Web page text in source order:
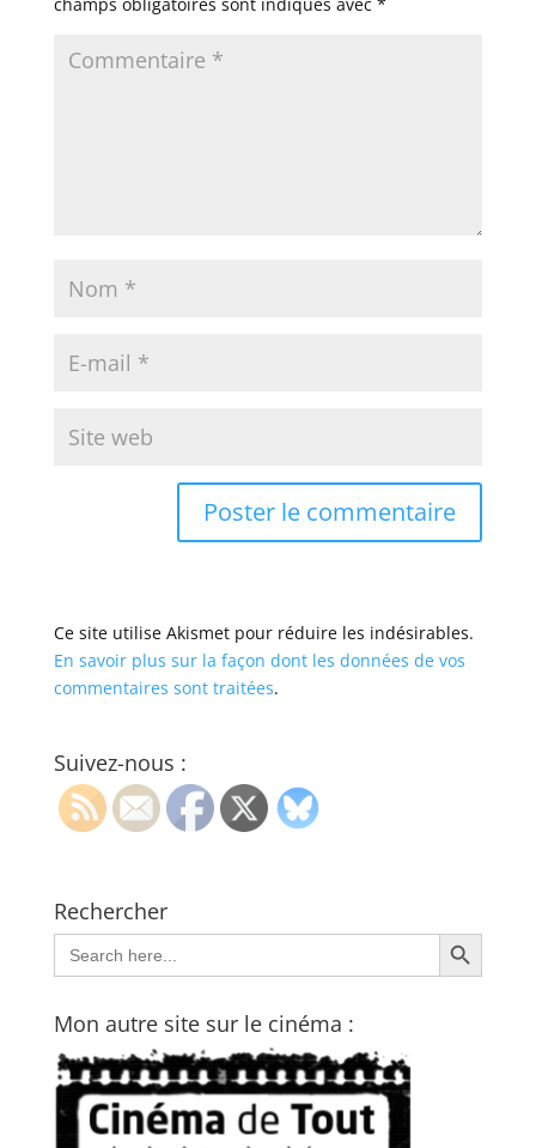
Ce site utilise Akismet pour réduire les indésirables.
En savoir plus sur la façon dont les données de vos
commentaires sont traitées.
Suivez-nous :
Rechercher
Search
for:
Search Button
Mon autre site sur le cinéma :